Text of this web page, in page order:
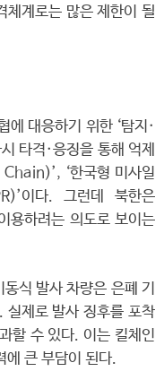
체계로는 많은 제한이 될
에 대응하기 위한 ‘탐지·
타격·응징을 통해 억제
‘한국형 미사일
이다. 그런데 북한은
용하려는 의도로 보이는
식 발사 차량은 은폐 기
실제로 발사 징후를 포착
할 수 있다. 이는 킬체인
에 큰 부담이 된다.